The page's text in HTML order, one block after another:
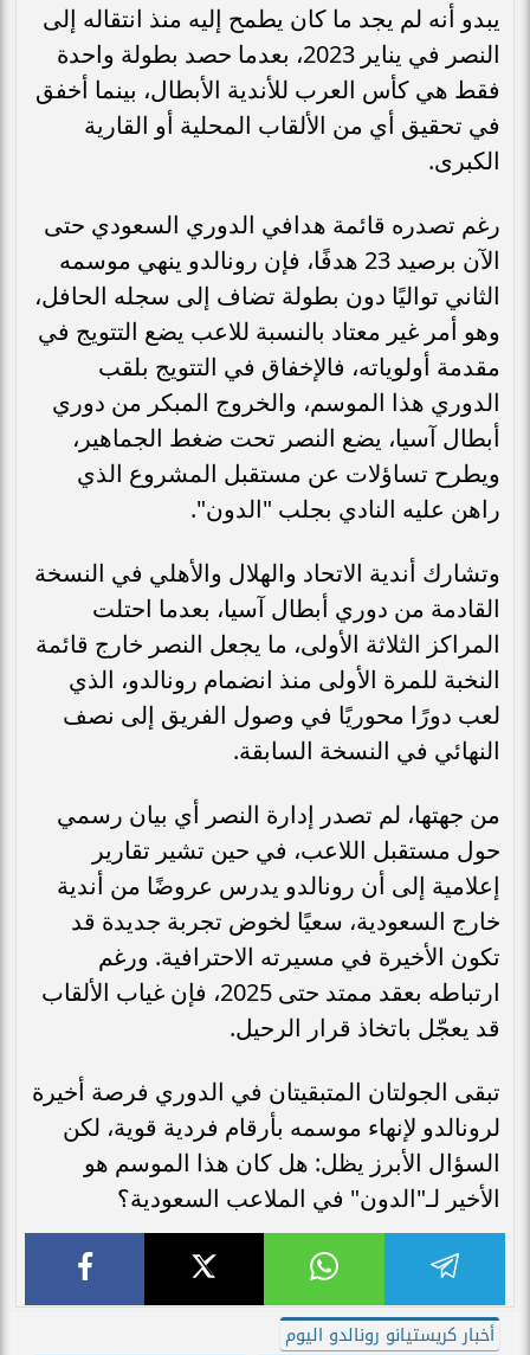
يبدو أنه لم يجد ما كان يطمح إليه منذ انتقاله إلى
النصر في يناير 2023، بعدما حصد بطولة واحدة
فقط هي كأس العرب للأندية الأبطال، بينما أخفق
في تحقيق أي من الألقاب المحلية أو القارية
الكبرى.
رغم تصدره قائمة هدافي الدوري السعودي حتى
الآن برصيد 23 هدفًا، فإن رونالدو ينهي موسمه
الثاني تواليًا دون بطولة تضاف إلى سجله الحافل،
وهو أمر غير معتاد بالنسبة للاعب يضع التتويج في
مقدمة أولوياته، فالإخفاق في التتويج بلقب
الدوري هذا الموسم، والخروج المبكر من دوري
أبطال آسيا، يضع النصر تحت ضغط الجماهير،
ويطرح تساؤلات عن مستقبل المشروع الذي
راهن عليه النادي بجلب "الدون".
وتشارك أندية الاتحاد والهلال والأهلي في النسخة
القادمة من دوري أبطال آسيا، بعدما احتلت
المراكز الثلاثة الأولى، ما يجعل النصر خارج قائمة
النخبة للمرة الأولى منذ انضمام رونالدو، الذي
لعب دورًا محوريًا في وصول الفريق إلى نصف
النهائي في النسخة السابقة.
من جهتها، لم تصدر إدارة النصر أي بيان رسمي
حول مستقبل اللاعب، في حين تشير تقارير
إعلامية إلى أن رونالدو يدرس عروضًا من أندية
خارج السعودية، سعيًا لخوض تجربة جديدة قد
تكون الأخيرة في مسيرته الاحترافية. ورغم
ارتباطه بعقد ممتد حتى 2025، فإن غياب الألقاب
قد يعجّل باتخاذ قرار الرحيل.
تبقى الجولتان المتبقيتان في الدوري فرصة أخيرة
لرونالدو لإنهاء موسمه بأرقام فردية قوية، لكن
السؤال الأبرز يظل: هل كان هذا الموسم هو
الأخير لـ"الدون" في الملاعب السعودية؟
أخبار كريستيانو رونالدو اليوم